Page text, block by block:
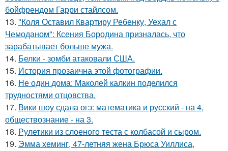
бойфрендом Гарри стайлсом.
13. "Коля Оставил Квартиру Ребенку, Уехал с
Чемоданом": Ксения Бородина призналась, что
зарабатывает больше мужа.
14. Белки - зомби атаковали США.
15. История прозаична этой фотографии.
16. Не один дома: Маколей калкин поделился
трудностями отцовства.
17. Вики шоу сдала огэ: математика и русский - на 4,
обществознание - на 3.
18. Рулетики из слоеного теста с колбасой и сыром.
19. Эмма хеминг, 47-летняя жена Брюса Уиллиса,